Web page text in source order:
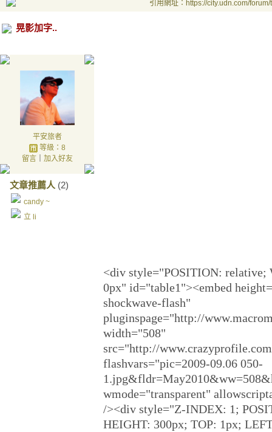
引用網址：https://city.udn.com/
晃影加字..
平安旅者
等級：8
留言｜ 加入好友
文章推薦人 (2)
candy ~
立 li
<div style="POSITION:
0px" id="table1"><embed
shockwave-flash"
pluginspage="http://
width="508"
src="http://
flashvars="pic=2009-09.06 050-
wmode="transparent"
/><div style="Z-INDEX: 1;
HEIGHT: 300px; TOP: 1px;